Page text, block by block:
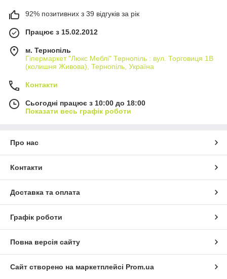
92% позитивних з 39 відгуків за рік
Працює з 15.02.2012
м. Тернопіль
Гіпермаркет "Люкс Меблі" Тернопіль : вул. Торговиця 1В
(колишня Живова), Тернопіль, Україна
Контакти
Сьогодні працює з 10:00 до 18:00
Показати весь графік роботи
Про нас
Контакти
Доставка та оплата
Графік роботи
Повна версія сайту
Сайт створено на маркетплейсі Prom.ua